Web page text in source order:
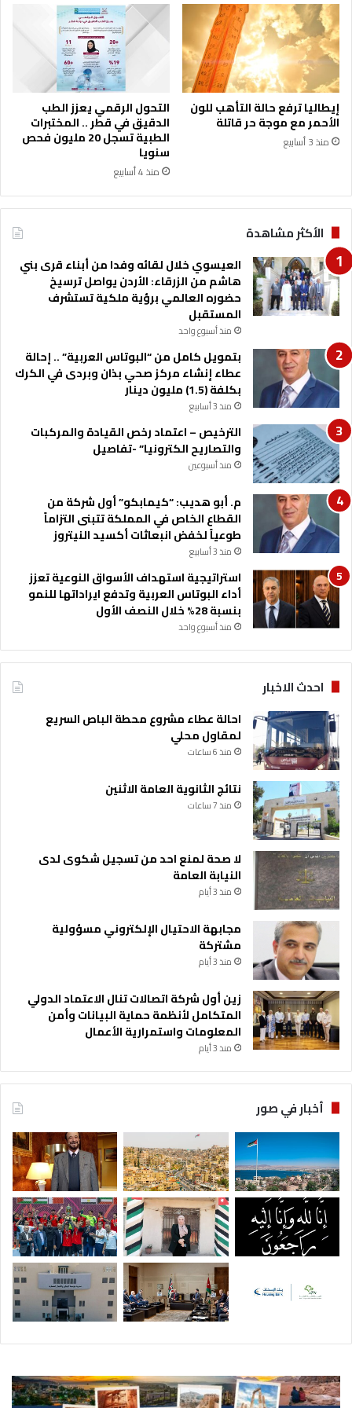
ر
س
و
م
د
ة
ا
ع
ت
م
ا
د
د
ن
ي
ل
ل
ب
ر
ا
ج
ا
ا
ك
ا
د
ي
م
ي
ة
إيطاليا ترفع حالة التأهب للون
الأحمر مع موجة حر قاتلة
منذ 3 أسابيع
التحول الرقمي يعزز الطب
الدقيق في قطر .. المختبرات
الطبية تسجل 20 مليون فحص
سنويا
منذ 4 أسابيع
الأكثر مشاهدة
العيسوي خلال لقائه وفدا من أبناء قرى بني
هاشم من الزرقاء: الأردن يواصل ترسيخ
حضوره العالمي برؤية ملكية تستشرف
المستقبل
منذ أسبوع واحد
بتمويل كامل من “البوتاس العربية” .. إحالة
عطاء إنشاء مركز صحي بذان وبردى في الكرك
بكلفة (1.5) مليون دينار
منذ 3 أسابيع
الترخيص – اعتماد رخص القيادة والمركبات
والتصاريح الكترونيا” -تفاصيل
منذ أسبوعين
م. أبو هديب: “كيمابكو” أول شركة من
القطاع الخاص في المملكة تتبنى التزاماً
طوعياً لخفض انبعاثات أكسيد النيتروز
منذ 3 أسابيع
استراتيجية استهداف الأسواق النوعية تعزز
أداء البوتاس العربية وتدفع ايراداتها للنمو
بنسبة 28% خلال النصف الأول
منذ أسبوع واحد
احدث الاخبار
احالة عطاء مشروع محطة الباص السريع
لمقاول محلي
منذ 6 ساعات
نتائج الثانوية العامة الاثنين
منذ 7 ساعات
لا صحة لمنع احد من تسجيل شكوى لدى
النيابة العامة
منذ 3 أيام
مجابهة الاحتيال الإلكتروني مسؤولية
مشتركة
منذ 3 أيام
زين أول شركة اتصالات تنال الاعتماد الدولي
المتكامل لأنظمة حماية البيانات وأمن
المعلومات واستمرارية الأعمال
منذ 3 أيام
أخبار في صور